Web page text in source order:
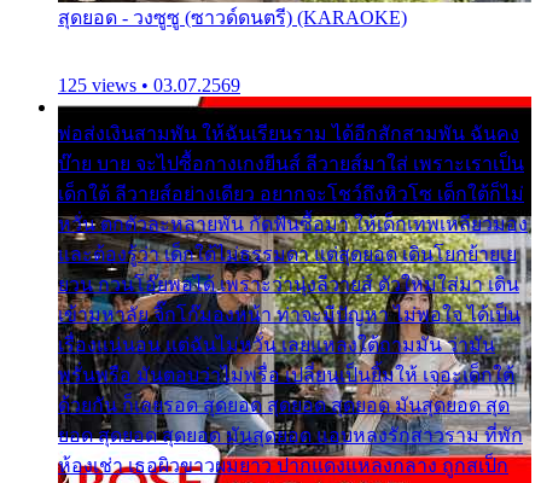
สุดยอด - วงซูซู (ซาวด์ดนตรี) (KARAOKE)
125 views • 03.07.2569
พ่อส่งเงินสามพัน ให้ฉันเรียนราม ได้อีกสักสามพัน ฉันคง
บ๊าย บาย จะไปซื้อกางเกงยีนส์ ลีวายส์มาใส่ เพราะเราเป็น
เด็กใต้ ลีวายส์อย่างเดียว อยากจะโชว์ถึงหิวโซ เด็กใต้ก็ไม่
หวั่น ตกตัวละหลายพัน กัดฟันซื้อมา ให้เด็กเทพเหลียวมอง
และต้องรู้ว่า เด็กใต้ไม่ธรรมดา แต่สุดยอด เดินโยกย้ายเย
ยวน กวนโอ๊ยพอได้ เพราะว่านุ่งลีวายส์ ตัวใหม่ใส่มา เดิน
เข้ามหาลัย จิ๊กโก๊มองหน้า ท่าจะมีปัญหา ไม่พอใจ ได้เป็น
เรื่องแน่นอน แต่ฉันไม่หวั่น เลยแหลงใต้ถามมัน ว่ามัน
พรั่นพรือ มันตอบว่าไม่พรื่อ เปลี่ยนเป็นยิ้มให้ เจอะเด็กใต้
ด้วยกัน ก็เลยรอด สุดยอด สุดยอด สุดยอด มันสุดยอด สุด
ยอด สุดยอด สุดยอด มันสุดยอด แอบหลงรักสาวราม ที่พัก
ห้องเช่า เธอผิวขาวผมยาว ปากแดงแหลงกลาง ถูกสเป็ก